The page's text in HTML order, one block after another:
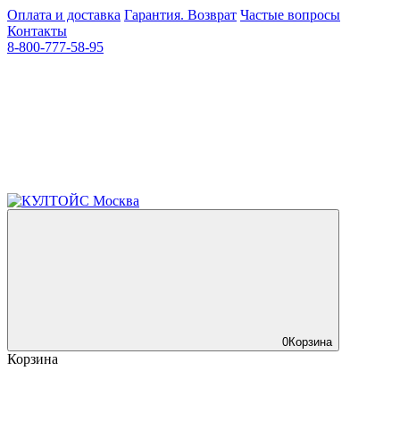
Оплата и доставка Гарантия. Возврат Частые вопросы
Контакты
8-800-777-58-95
0Корзина
Корзина